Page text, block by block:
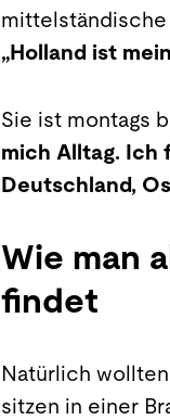
mittelständische
„Holland ist
Sie ist montags
mich Alltag. Ich
Deutschland,
Wie man
findet
Natürlich
sitzen in einer